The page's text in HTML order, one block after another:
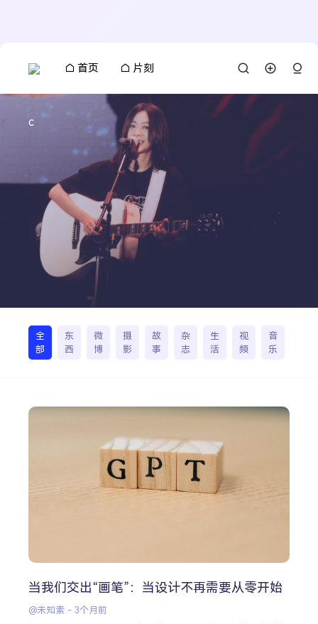
首页 片刻
微博 故事 杂志
c
全
部
东
西
微
博
摄
影
故
事
杂
志
生
活
视
频
音
乐
当我们交出“画笔”：当设计不再需要从零开始
@未知素 - 3个月前